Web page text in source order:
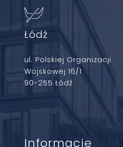
Łódź
ul. Polskiej Organizacji
Wojskowej 16/1
90-255 Łódź
Informacje